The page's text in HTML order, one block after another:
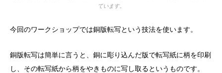
ています。
今回のワークショップでは銅版転写という技法を使います。
銅版転写は簡単に言うと、銅に彫り込んだ版で転写紙に柄を印刷
し、その転写紙から柄をやきものに写し取るというものです。